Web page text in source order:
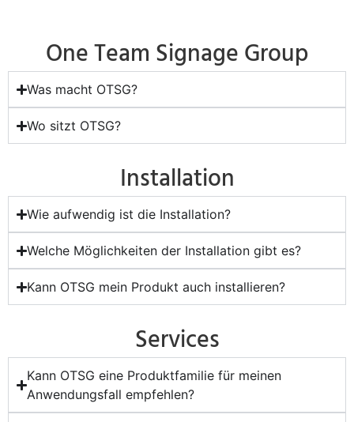
One Team Signage Group
Was macht OTSG?
Wo sitzt OTSG?
Installation
Wie aufwendig ist die Installation?
Welche Möglichkeiten der Installation gibt es?
Kann OTSG mein Produkt auch installieren?
Services
Kann OTSG eine Produktfamilie für meinen
Anwendungsfall empfehlen?